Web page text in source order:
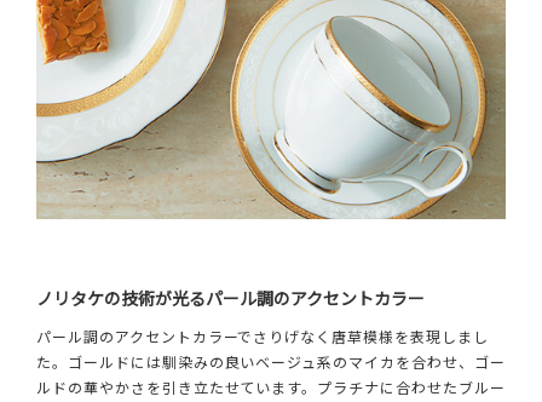
ノリタケの技術が光るパール調のアクセントカラー
パール調のアクセントカラーでさりげなく唐草模様を表現しまし
た。ゴールドには馴染みの良いベージュ系のマイカを合わせ、ゴー
ルドの華やかさを引き立たせています。プラチナに合わせたブルー